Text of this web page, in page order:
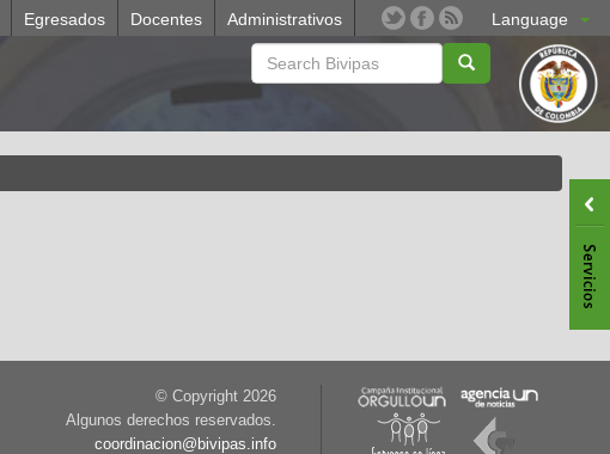
Language
Egresados Docentes Administrativos
© Copyright 2026
Algunos derechos reservados.
coordinacion@bivipas.info